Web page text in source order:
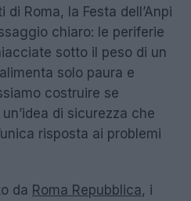
Roma, la Festa dell’Anpi
chiaro: le periferie
sotto il peso di un
solo paura e
costruire se
di sicurezza che
risposta ai problemi
da Roma Repubblica, i